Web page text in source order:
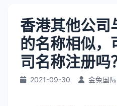
香港其他公司
的名称相似，
司名称注册吗
2021-09-30 金兔国际